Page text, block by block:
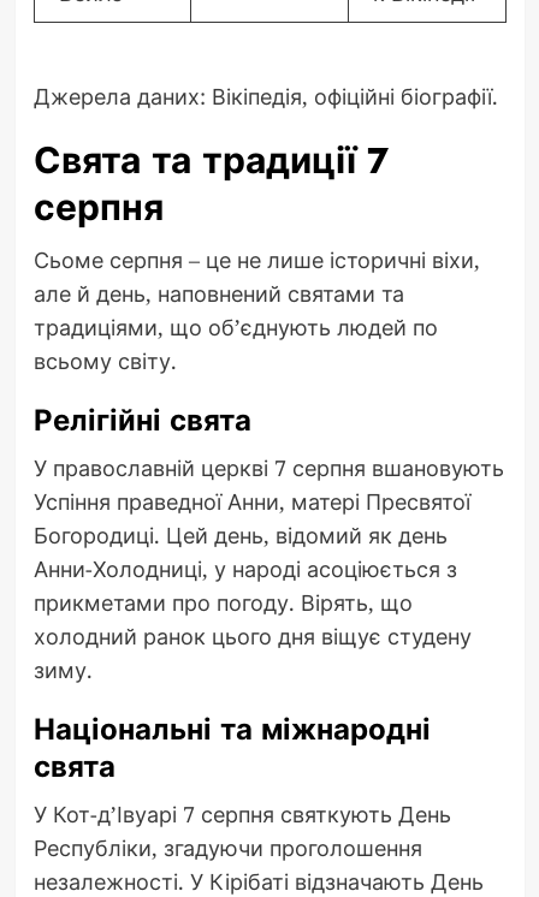
Джерела даних: Вікіпедія, офіційні біографії.
Свята та традиції 7
серпня
Сьоме серпня – це не лише історичні віхи,
але й день, наповнений святами та
традиціями, що об’єднують людей по
всьому світу.
Релігійні свята
У православній церкві 7 серпня вшановують
Успіння праведної Анни, матері Пресвятої
Богородиці. Цей день, відомий як день
Анни-Холодниці, у народі асоціюється з
прикметами про погоду. Вірять, що
холодний ранок цього дня віщує студену
зиму.
Національні та міжнародні
свята
У Кот-д’Івуарі 7 серпня святкують День
Республіки, згадуючи проголошення
незалежності. У Кірібаті відзначають День